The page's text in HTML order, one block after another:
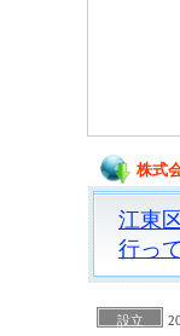
株式
江東
行っ
設立